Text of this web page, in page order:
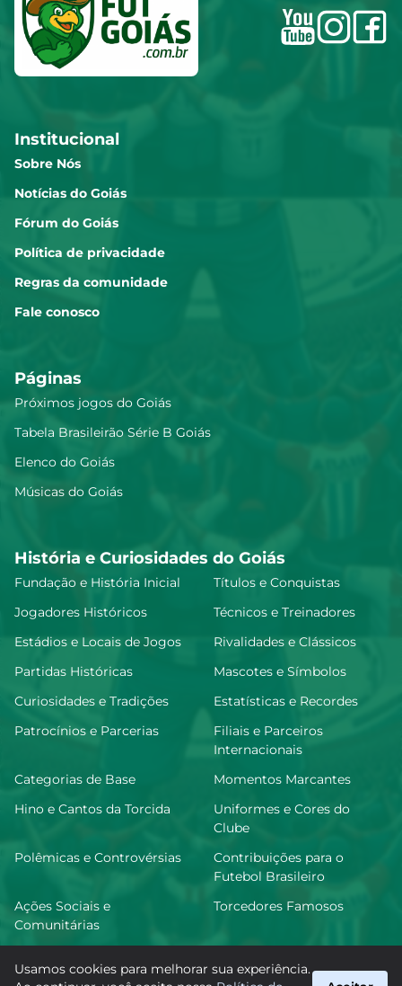
Institucional
Sobre Nós
Notícias do Goiás
Fórum do Goiás
Política de privacidade
Regras da comunidade
Fale conosco
Páginas
Próximos jogos do Goiás
Tabela Brasileirão Série B Goiás
Elenco do Goiás
Músicas do Goiás
História e Curiosidades do Goiás
Fundação e História Inicial
Títulos e Conquistas
Jogadores Históricos
Técnicos e Treinadores
Estádios e Locais de Jogos
Rivalidades e Clássicos
Partidas Históricas
Mascotes e Símbolos
Curiosidades e Tradições
Estatísticas e Recordes
Patrocínios e Parcerias
Filiais e Parceiros
Internacionais
Categorias de Base
Momentos Marcantes
Hino e Cantos da Torcida
Uniformes e Cores do
Clube
Polêmicas e Controvérsias
Contribuições para o
Futebol Brasileiro
Ações Sociais e
Comunitárias
Torcedores Famosos
Usamos cookies para melhorar sua experiência.